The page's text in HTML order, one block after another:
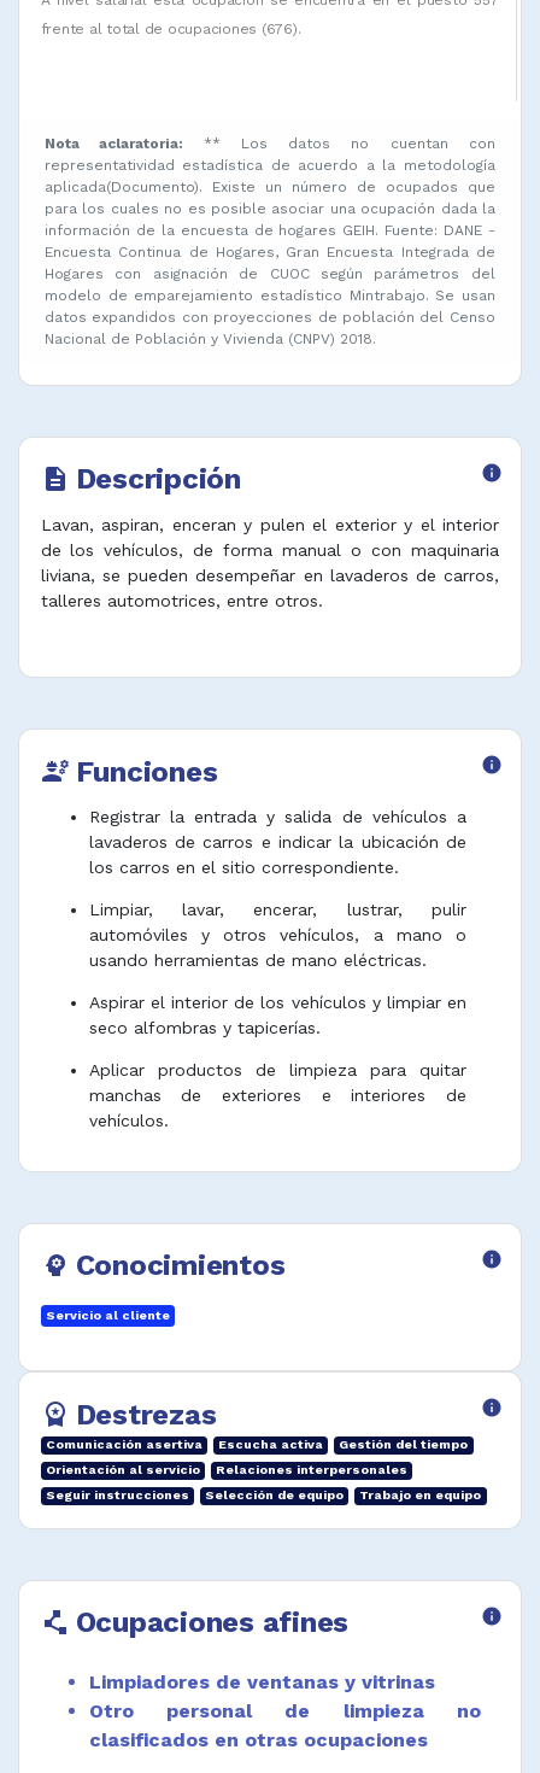
frente al total de ocupaciones (676).
Nota aclaratoria:
** Los datos no cuentan con
representatividad estadística de acuerdo a la metodología
aplicada(Documento). Existe un número de ocupados que
para los cuales no es posible asociar una ocupación dada la
información de la encuesta de hogares GEIH. Fuente: DANE -
Encuesta Continua de Hogares, Gran Encuesta Integrada de
Hogares con asignación de CUOC según parámetros del
modelo de emparejamiento estadístico Mintrabajo. Se usan
datos expandidos con proyecciones de población del Censo
Nacional de Población y Vivienda (CNPV) 2018.
description Descripción info
Lavan, aspiran, enceran y pulen el exterior y el interior
de los vehículos, de forma manual o con maquinaria
liviana, se pueden desempeñar en lavaderos de carros,
talleres automotrices, entre otros.
engineering Funciones info
Registrar la entrada y salida de vehículos a
lavaderos de carros e indicar la ubicación de
los carros en el sitio correspondiente.
Limpiar, lavar, encerar, lustrar, pulir
automóviles y otros vehículos, a mano o
usando herramientas de mano eléctricas.
Aspirar el interior de los vehículos y limpiar en
seco alfombras y tapicerías.
Aplicar productos de limpieza para quitar
manchas de exteriores e interiores de
vehículos.
ennegrecer neumáticos de vehículos.
Desempeñar funciones afines.
psychology Conocimientos info
Servicio al cliente
workspace_premium Destrezas info
Comunicación asertiva Escucha activa
Gestión del tiempo
Orientación al servicio
Relaciones interpersonales
Seguir instrucciones
Selección de equipo Trabajo en equipo
polyline Ocupaciones afines info
Limpiadores de ventanas y vitrinas
Otro personal de limpieza no
clasificados en otras ocupaciones